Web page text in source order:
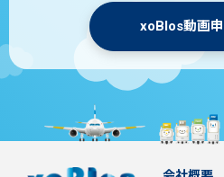
xoBlos動画